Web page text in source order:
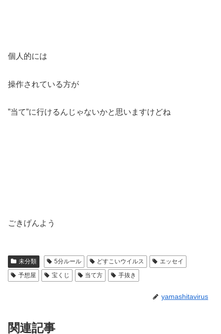
個人的には
操作されている方が
”当て”に行けるんじゃないかと思いますけどね
ごきげんよう
未分類 5分ルール どすこいウイルス
エッセイ
予想屋
宝くじ 当て方 手抜き
yamashitavirus
関連記事